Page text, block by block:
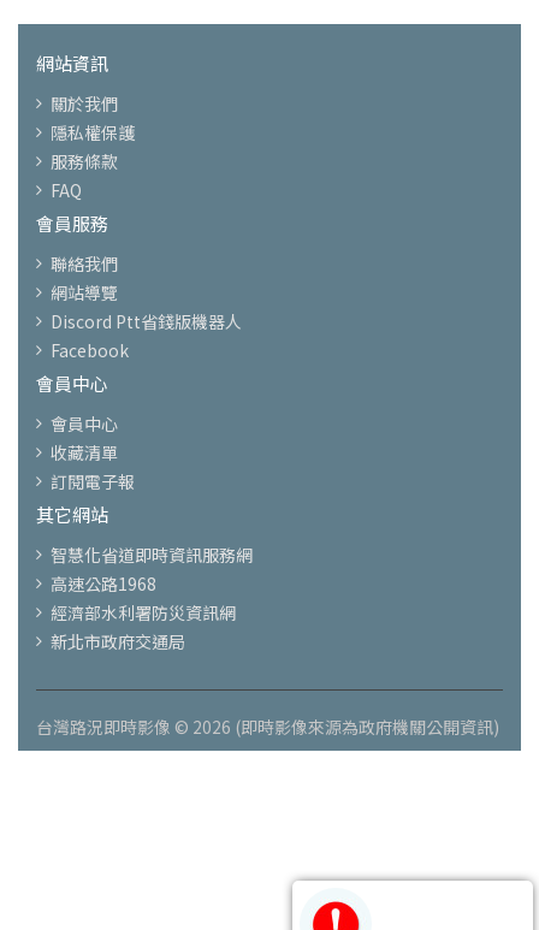
網站資訊
關於我們
隱私權保護
服務條款
FAQ
會員服務
聯絡我們
網站導覽
Discord Ptt省錢版機器人
Facebook
會員中心
會員中心
收藏清單
訂閱電子報
其它網站
智慧化省道即時資訊服務網
高速公路1968
經濟部水利署防災資訊網
新北市政府交通局
台灣路況即時影像 © 2026 (即時影像來源為政府機關公開資訊)